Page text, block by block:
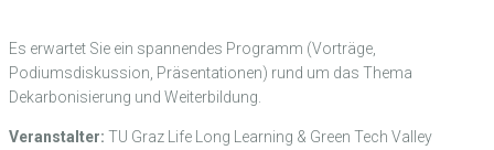
Es erwartet Sie ein spannendes Programm (Vorträge,
Podiumsdiskussion, Präsentationen) rund um das Thema
Dekarbonisierung und Weiterbildung.
Veranstalter: TU Graz Life Long Learning & Green Tech Valley